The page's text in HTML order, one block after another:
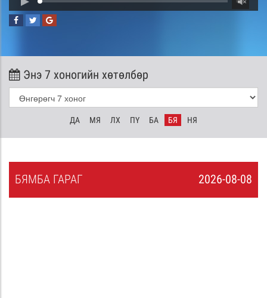
Энэ 7 хоногийн хөтөлбөр
ДА МЯ ЛХ ПҮ БА БЯ НЯ
2026-08-08
БЯМБА ГАРАГ